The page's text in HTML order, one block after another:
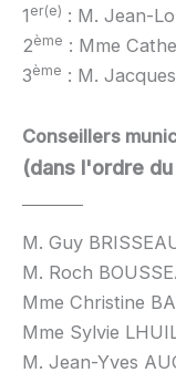
1 er(e) : M. Jean-
2ème : Mme
3ème : M.
Conseillers
(dans l'ordre
M. Guy
M. Roch
Mme Christine
Mme Sylvie
M. Jean-Yves